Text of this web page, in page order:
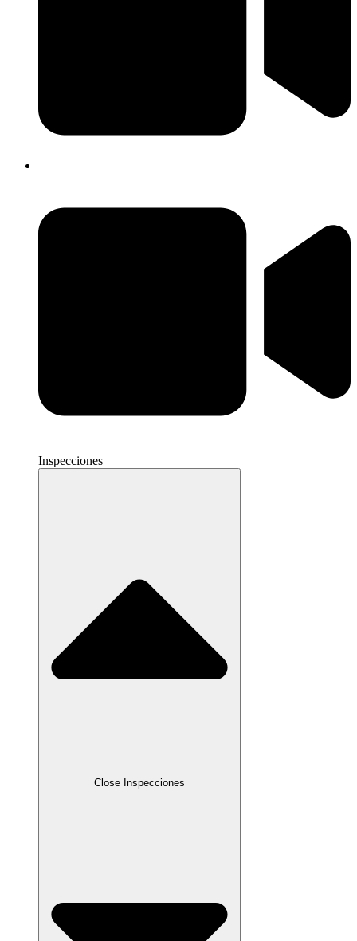
Inspecciones
Close Inspecciones